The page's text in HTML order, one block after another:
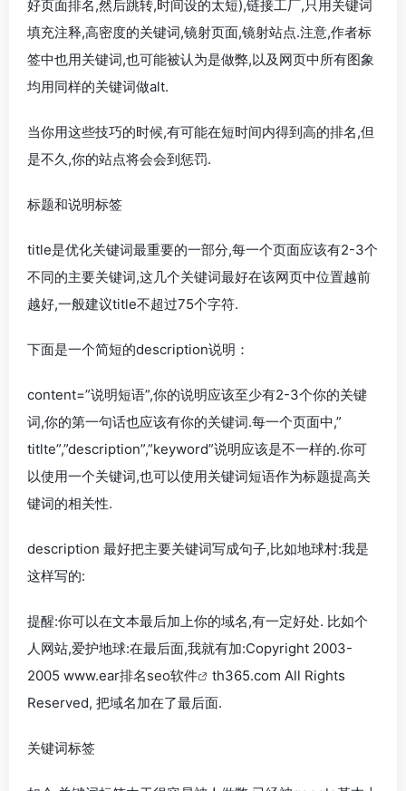
好页面排名,然后跳转,时间设的太短),链接工厂,只用关键词
填充注释,高密度的关键词,镜射页面,镜射站点.注意,作者标
签中也用关键词,也可能被认为是做弊,以及网页中所有图象
均用同样的关键词做alt.
当你用这些技巧的时候,有可能在短时间内得到高的排名,但
是不久,你的站点将会会到惩罚.
标题和说明标签
title是优化关键词最重要的一部分,每一个页面应该有2-3个
不同的主要关键词,这几个关键词最好在该网页中位置越前
越好,一般建议title不超过75个字符.
下面是一个简短的description说明：
content=”说明短语”,你的说明应该至少有2-3个你的关键
词,你的第一句话也应该有你的关键词.每一个页面中,”
titlte”,”description”,”keyword”说明应该是不一样的.你可
以使用一个关键词,也可以使用关键词短语作为标题提高关
键词的相关性.
description 最好把主要关键词写成句子,比如地球村:我是
这样写的:
提醒:你可以在文本最后加上你的域名,有一定好处. 比如个
人网站,爱护地球:在最后面,我就有加:Copyright 2003-
2005 www.ear排名seo软件
th365.com All Rights
Reserved, 把域名加在了最后面.
关键词标签